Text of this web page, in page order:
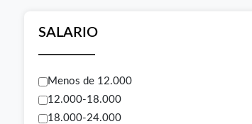
SALARIO
Menos de 12.000
12.000-18.000
18.000-24.000